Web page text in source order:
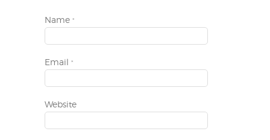
Name *
Email *
Website